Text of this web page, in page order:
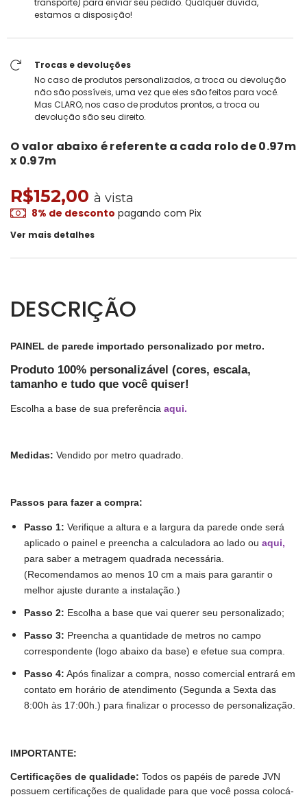
transporte) para enviar seu pedido. Qualquer dúvida,
estamos a disposição!
Trocas e devoluções
No caso de produtos personalizados, a troca ou devolução
não são possíveis, uma vez que eles são feitos para você.
Mas CLARO, nos caso de produtos prontos, a troca ou
devolução são seu direito.
O valor abaixo é referente a cada rolo de0.97m
x 0.97m
R$152,00 à vista
8% de desconto pagando com Pix
Ver mais detalhes
DESCRIÇÃO
PAINEL de parede importado personalizado por metro.
Produto 100% personalizável (cores, escala,
tamanho e tudo que você quiser!
Escolha a base de sua preferência aqui.
Medidas: Vendido por metro quadrado.
Passos para fazer a compra:
Passo 1: Verifique a altura e a largura da parede onde será
aplicado o painel e preencha a calculadora ao lado ou aqui,
para saber a metragem quadrada necessária.
(Recomendamos ao menos 10 cm a mais para garantir o
melhor ajuste durante a instalação.)
Passo 2: Escolha a base que vai querer seu personalizado;
Passo 3: Preencha a quantidade de metros no campo
correspondente (logo abaixo da base) e efetue sua compra.
Passo 4: Após finalizar a compra, nosso comercial entrará em
contato em horário de atendimento (Segunda a Sexta das
8:00h às 17:00h.) para finalizar o processo de personalização.
IMPORTANTE:
Certificações de qualidade: Todos os papéis de parede JVN
possuem certificações de qualidade para que você possa colocá-